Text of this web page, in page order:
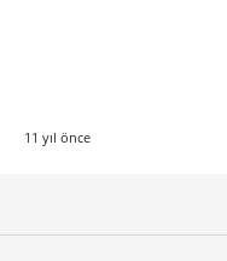
11 yıl önce